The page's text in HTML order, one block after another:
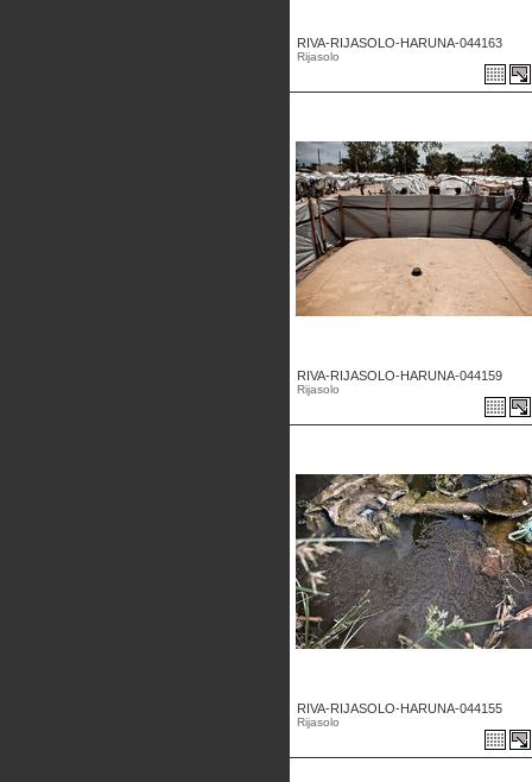
RIVA-RIJASOLO-HARUNA-044163
Rijasolo
RIVA-RIJASOLO-HARUNA-044159
Rijasolo
RIVA-RIJASOLO-HARUNA-044155
Rijasolo